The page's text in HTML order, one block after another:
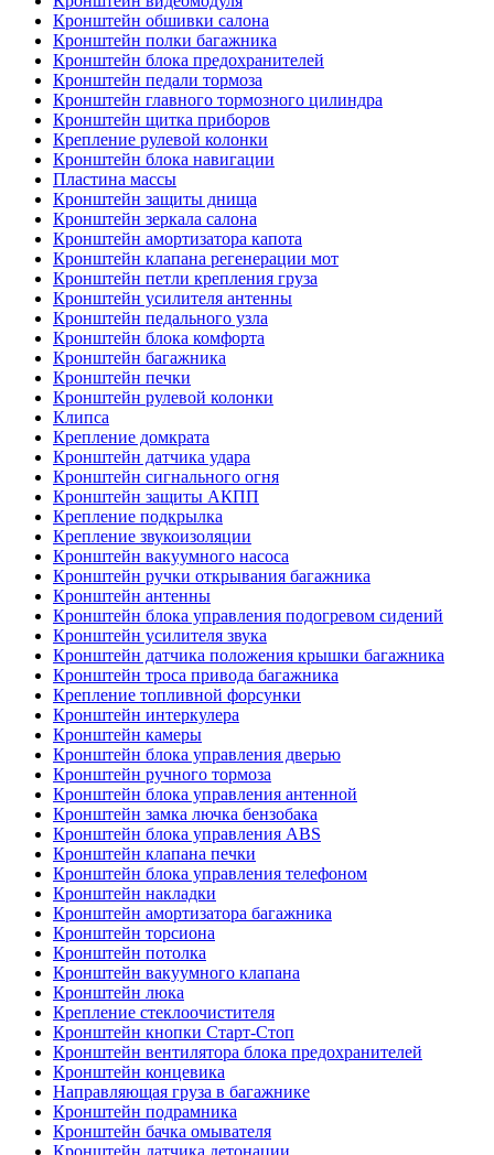
Кронштейн обшивки салона
Кронштейн полки багажника
Кронштейн блока предохранителей
Кронштейн педали тормоза
Кронштейн главного тормозного цилиндра
Кронштейн щитка приборов
Крепление рулевой колонки
Кронштейн блока навигации
Пластина массы
Кронштейн защиты днища
Кронштейн зеркала салона
Кронштейн амортизатора капота
Кронштейн клапана регенерации мот
Кронштейн петли крепления груза
Кронштейн усилителя антенны
Кронштейн педального узла
Кронштейн блока комфорта
Кронштейн багажника
Кронштейн печки
Кронштейн рулевой колонки
Клипса
Крепление домкрата
Кронштейн датчика удара
Кронштейн сигнального огня
Кронштейн защиты АКПП
Крепление подкрылка
Крепление звукоизоляции
Кронштейн вакуумного насоса
Кронштейн ручки открывания багажника
Кронштейн антенны
Кронштейн блока управления подогревом сидений
Кронштейн усилителя звука
Кронштейн датчика положения крышки багажника
Кронштейн троса привода багажника
Крепление топливной форсунки
Кронштейн интеркулера
Кронштейн камеры
Кронштейн блока управления дверью
Кронштейн ручного тормоза
Кронштейн блока управления антенной
Кронштейн замка лючка бензобака
Кронштейн блока управления ABS
Кронштейн клапана печки
Кронштейн блока управления телефоном
Кронштейн накладки
Кронштейн амортизатора багажника
Кронштейн торсиона
Кронштейн потолка
Кронштейн вакуумного клапана
Кронштейн люка
Крепление стеклоочистителя
Кронштейн кнопки Старт-Стоп
Кронштейн вентилятора блока предохранителей
Кронштейн концевика
Направляющая груза в багажнике
Кронштейн подрамника
Кронштейн бачка омывателя
Кронштейн датчика детонации